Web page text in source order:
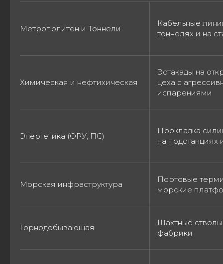
Метрополитен и Тоннели
Кабельные
тоннелях и на
Химическая и нефтихическая
Эстакады на
цеха с
испарениями
Энергетика (ОРУ, ПС)
Прокладка
на подстанциях
Морская инфраструктура
Портовые
морские
Горнодобывающая
Шахтные
фабрики